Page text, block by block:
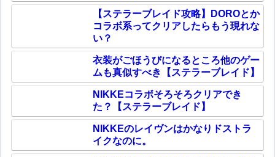
【ステラーブレイド攻略】DOROとか
コラボ系ってクリアしたらもう現れな
い？
衣装がごほうびになるところ他のゲー
ムも真似すべき【ステラーブレイド】
NIKKEコラボそろそろクリアでき
た？【ステラーブレイド】
NIKKEのレイヴンはかなりドストラ
イクなのに。